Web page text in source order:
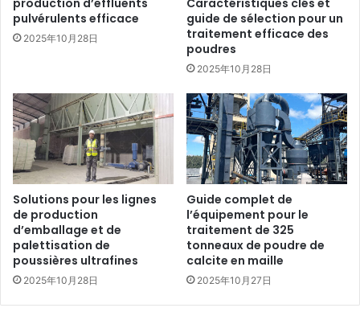
production d’effluents
pulvérulents efficace
2025年10月28日
Caractéristiques clés et
guide de sélection pour un
traitement efficace des
poudres
2025年10月28日
Solutions pour les lignes
de production
d’emballage et de
palettisation de
poussières ultrafines
2025年10月28日
Guide complet de
l’équipement pour le
traitement de 325
tonneaux de poudre de
calcite en maille
2025年10月27日